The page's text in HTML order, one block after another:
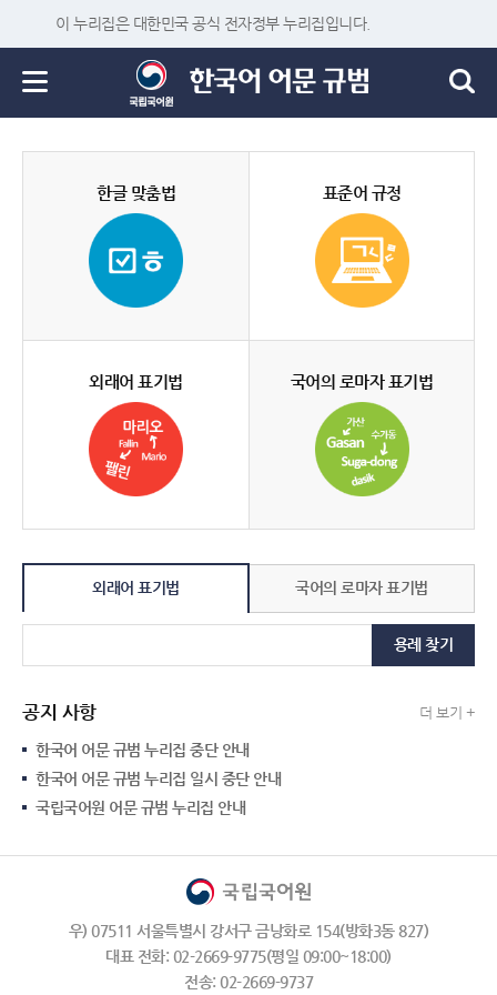
이 누리집은 대한민국 공식 전자정부 누리집입니다.
한글 맞춤법 표준어 규정
외래어 표기법 국어의 로마자 표기법
외래어 표기법 국어의 로마자 표기법
용례 찾기
공지 사항 더 보기 +
한국어 어문 규범 누리집 중단 안내
한국어 어문 규범 누리집 일시 중단 안내
국립국어원 어문 규범 누리집 안내
우) 07511 서울특별시 강서구 금낭화로 154(방화3동 827)
대표 전화: 02-2669-9775(평일 09:00~18:00)
전송: 02-2669-9737